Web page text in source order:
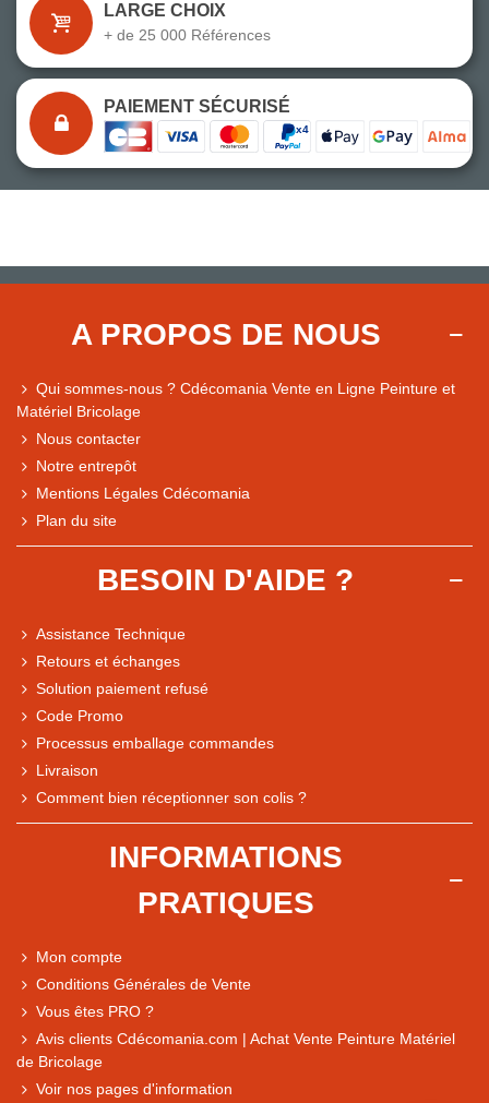
Comparaison des performances du magasin
Express, Chez vous, Point relais, Retrait magasin
LARGE CHOIX
+ de 25 000 Références
PAIEMENT SÉCURISÉ
A PROPOS DE NOUS
Qui sommes-nous ? Cdécomania Vente en Ligne Peinture et
Matériel Bricolage
Nous contacter
Notre entrepôt
Mentions Légales Cdécomania
Plan du site
BESOIN D'AIDE ?
Assistance Technique
Retours et échanges
Solution paiement refusé
Code Promo
Processus emballage commandes
Livraison
Comment bien réceptionner son colis ?
INFORMATIONS
PRATIQUES
Mon compte
Conditions Générales de Vente
Vous êtes PRO ?
Avis clients Cdécomania.com | Achat Vente Peinture Matériel
de Bricolage
Voir nos pages d'information